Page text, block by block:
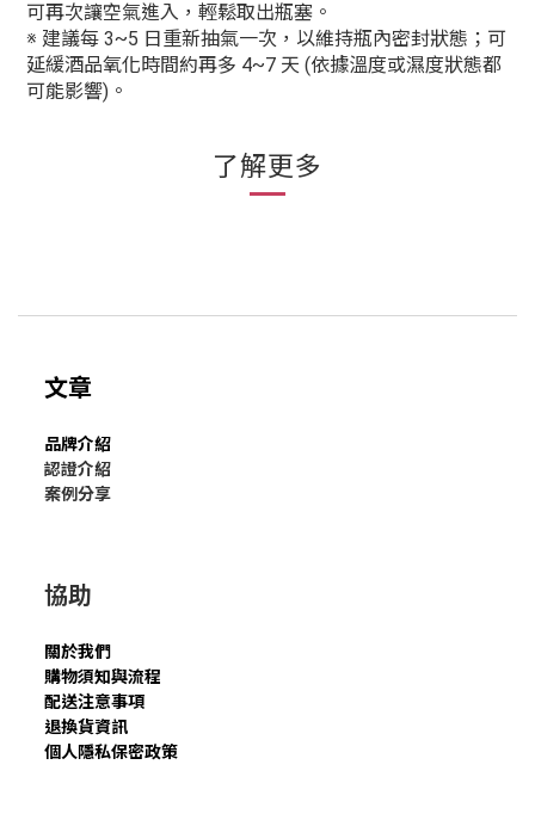
可再次讓空氣進入，輕鬆取出瓶塞。
※ 建議每 3~5 日重新抽氣一次，以維持瓶內密封狀態；可
延緩酒品氧化時間約再多 4~7 天 (依據溫度或濕度狀態都
可能影響)。
了解更多
文章
品牌介紹
認證介紹
案例分享
協助
關於我們
購物須知與流程
配送注意事項
退換貨資訊
個人隱私保密政策